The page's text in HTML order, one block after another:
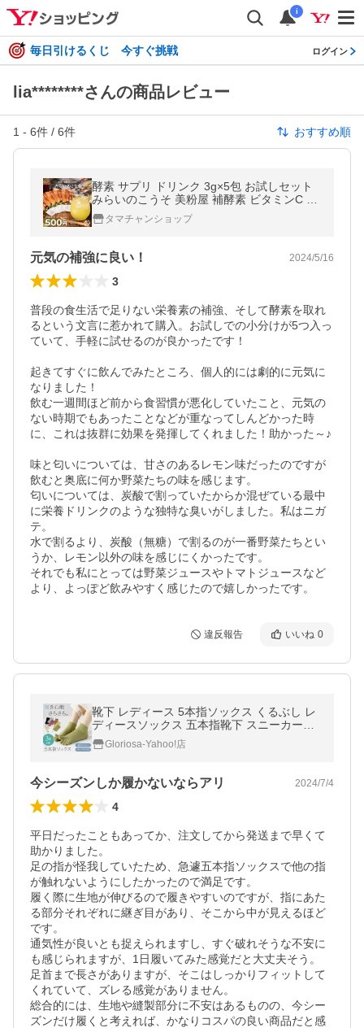
i
毎日引けるくじ 今すぐ挑戦 ログイン
lia********さんの商品レビュー
1 - 6件 / 6件 おすすめ順
酵素 サプリ ドリンク 3g×5包 お試しセット
みらいのこうそ 美粉屋 補酵素 ビタミンC 酵
母 麹 配合 ダイエット 送料無料 初回限定 お
一人様1個限り
タマチャンショップ
元気の補強に良い！ 2024/5/16
3
普段の食生活で足りない栄養素の補強、そして酵素を取れ
るという文言に惹かれて購入。お試しでの小分けが5つ入っ
ていて、手軽に試せるのが良かったです！
起きてすぐに飲んでみたところ、個人的には劇的に元気に
なりました！
飲む一週間ほど前から食習慣が悪化していたこと、元気の
ない時期でもあったことなどが重なってしんどかった時
に、これは抜群に効果を発揮してくれました！助かった～♪
味と匂いについては、甘さのあるレモン味だったのですが
飲むと奥底に何か野菜たちの味を感じます。
匂いについては、炭酸で割っていたからか混ぜている最中
に栄養ドリンクのような独特な臭いがしました。私はニガ
テ。
水で割るより、炭酸（無糖）で割るのが一番野菜たちとい
うか、レモン以外の味を感じにくかったです。
それでも私にとっては野菜ジュースやトマトジュースなど
より、よっぽど飲みやすく感じたので嬉しかったです。
違反報告 いいね 0
靴下 レディース 5本指ソックス くるぶし レ
ディースソックス 五本指靴下 スニーカーソ
ックス 3足セット
Gloriosa-Yahoo!店
今シーズンしか履かないならアリ 2024/7/4
4
平日だったこともあってか、注文してから発送まで早くて
助かりました。
足の指が怪我していたため、急遽五本指ソックスで他の指
が触れないようにしたかったので満足です。
履く際に生地が伸びるので履きやすいのですが、指にあた
る部分それぞれに継ぎ目があり、そこから中が見えるほど
です。
通気性が良いとも捉えられますし、すぐ破れそうな不安に
も感じられますが、1日履いてみた感覚だと大丈夫そう。
足首まで長さがありますが、そこはしっかりフィットして
くれていて、ズレる感覚がありません。
総合的には、生地や縫製部分に不安はあるものの、今シー
ズンだけ履くと考えれば、かなりコスパの良い商品だと感